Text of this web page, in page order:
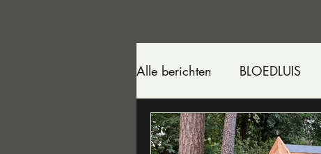
Alle berichten BLOEDLUIS